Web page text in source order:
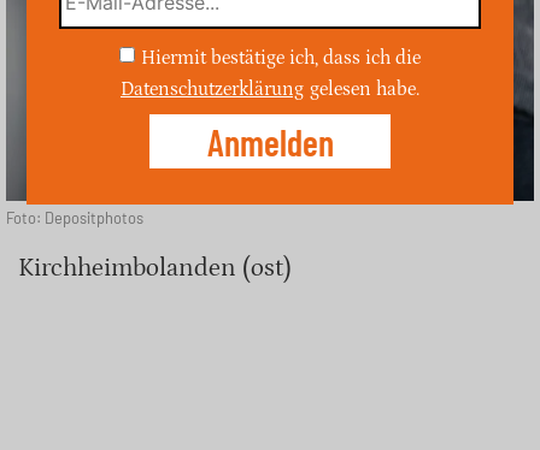
Foto: Depositphotos
Kirchheimbolanden (ost)
Hiermit bestätige ich, dass ich die
Datenschutzerklärung gelesen habe.